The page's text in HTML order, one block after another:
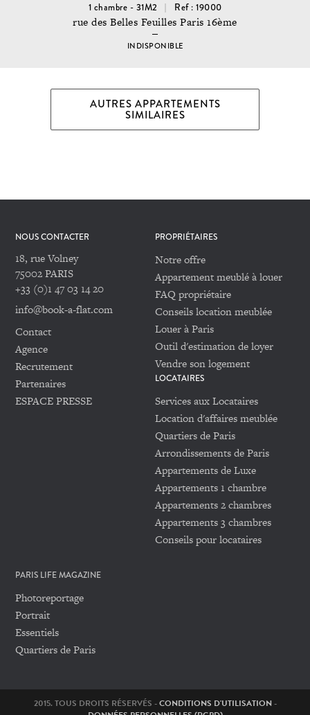
1 chambre - 31M2 Ref : 19000
rue des Belles Feuilles Paris 16ème
INDISPONIBLE
AUTRES APPARTEMENTS
SIMILAIRES
NOUS CONTACTER
18, rue Volney
75002 PARIS
+33 (0)1 47 03 14 20
info@book-a-flat.com
Contact
Agence
Recrutement
Partenaires
ESPACE PRESSE
PROPRIÉTAIRES
Notre offre
Appartement meublé à louer
FAQ propriétaire
Conseils location meublée
Louer à Paris
Outil d'estimation de loyer
Vendre son logement
LOCATAIRES
Services aux Locataires
Location d'affaires meublée
Quartiers de Paris
Arrondissements de Paris
Appartements de Luxe
Appartements 1 chambre
Appartements 2 chambres
Appartements 3 chambres
Conseils pour locataires
PARIS LIFE MAGAZINE
Photoreportage
Portrait
Essentiels
Quartiers de Paris
2015. TOUS DROITS RÉSERVÉS -CONDITIONS D'UTILISATION-